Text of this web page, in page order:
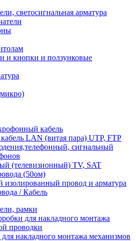
светосигнальная арматура
и кнопки и ползунковые
кабель
LAN (витая пара) UTP, FTP
сигнальный
(телевизионный) TV, SAT
(50ом)
провод и арматура
/ Кабель
рамки
для накладного монтажа
проводки
накладного монтажа механизмов